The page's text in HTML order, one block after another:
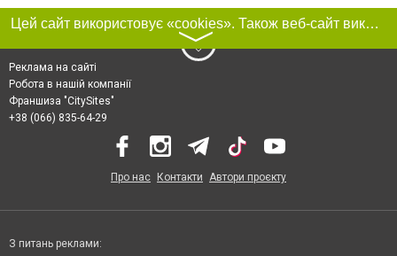
Цей сайт використовує «cookies». Також веб-сайт використовує інтернет-сервіс для збору технічних даних стосовно відвідувачів з метою отримання маркетингової та статистичної інформації. Умови обробки даних відвідувачів сайту див.
〉
Реклама на сайті
Робота в нашій компанії
Франшиза "CitySites"
+38 (066) 835-64-29
Про нас Контакти Автори проєкту
З питань реклами: